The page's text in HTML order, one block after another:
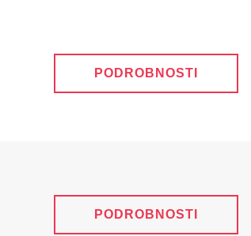
PODROBNOSTI
PODROBNOSTI